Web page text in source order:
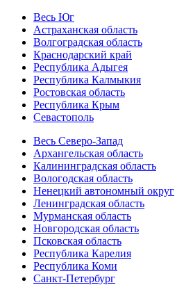
Весь Юг
Астраханская область
Волгоградская область
Краснодарский край
Республика Адыгея
Республика Калмыкия
Ростовская область
Республика Крым
Севастополь
Весь Северо-Запад
Архангельская область
Калининградская область
Вологодская область
Ненецкий автономный округ
Ленинградская область
Мурманская область
Новгородская область
Псковская область
Республика Карелия
Республика Коми
Санкт-Петербург